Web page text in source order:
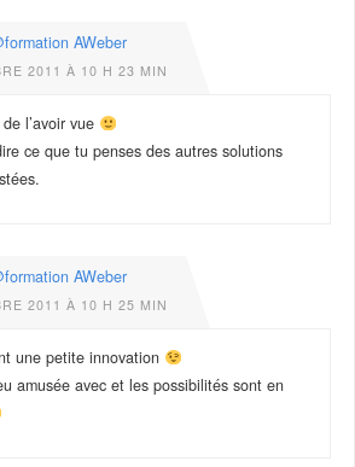
AWeber
2011 À 10 H 23 MIN
l’avoir vue
ce que tu penses des autres solutions
AWeber
2011 À 10 H 25 MIN
une petite innovation
amusée avec et les possibilités sont en